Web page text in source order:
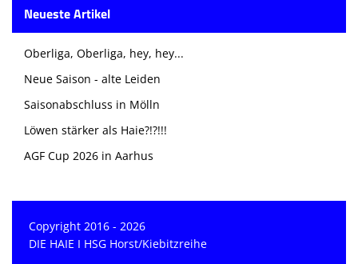
Neueste Artikel
Oberliga, Oberliga, hey, hey...
Neue Saison - alte Leiden
Saisonabschluss in Mölln
Löwen stärker als Haie?!?!!!
AGF Cup 2026 in Aarhus
Copyright 2016 - 2026
DIE HAIE I HSG Horst/Kiebitzreihe